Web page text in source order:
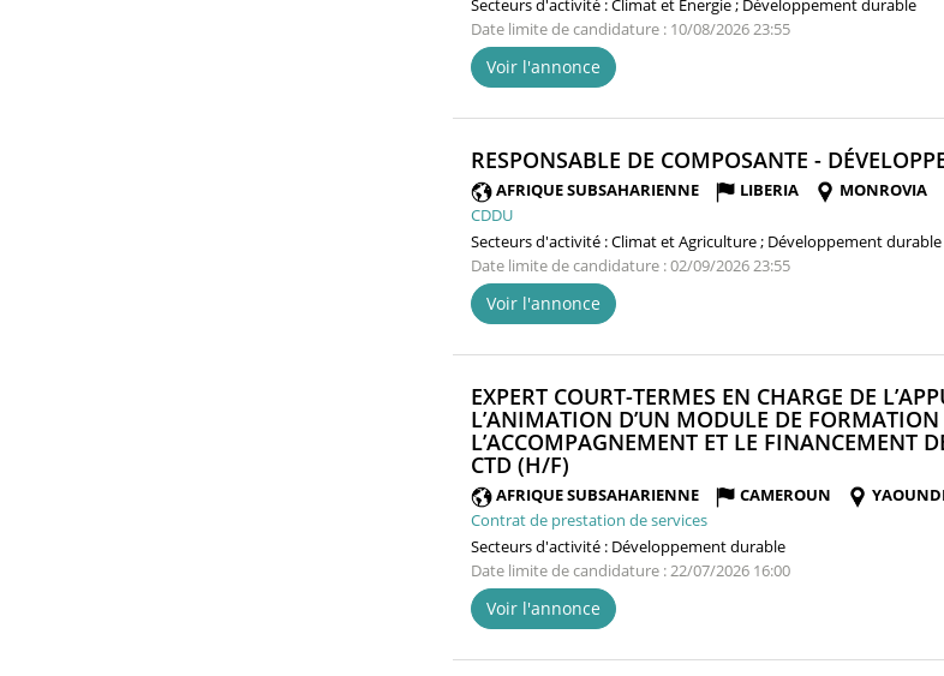
Secteurs d'activité :Climat et Energie ; Développement durable
Date limite de candidature : 10/08/2026 23:55
Voir l'annonce
RESPONSABLE DE COMPOSANTE -
AFRIQUE SUBSAHARIENNE LIBERIA
MONROVIA
CDDU
Secteurs d'activité :Climat et Agriculture ; Développement
Date limite de candidature : 02/09/2026 23:55
Voir l'annonce
EXPERT COURT-TERMES EN CHARGE DE
L’ANIMATION D’UN MODULE DE
L’ACCOMPAGNEMENT ET LE FINANCEMENT
CTD (H/F)
FENÊTRE)
AFRIQUE SUBSAHARIENNE CAMEROUN
Contrat de prestation de services
Secteurs d'activité : Développement durable
Date limite de candidature : 22/07/2026 16:00
Voir l'annonce